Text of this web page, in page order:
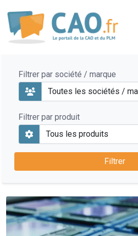
Filtrer par société / marque
Filtrer par produit